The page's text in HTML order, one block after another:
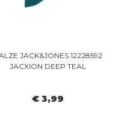
JACK&JONES 12228592
JACXION DEEP TEAL
€ 3,99